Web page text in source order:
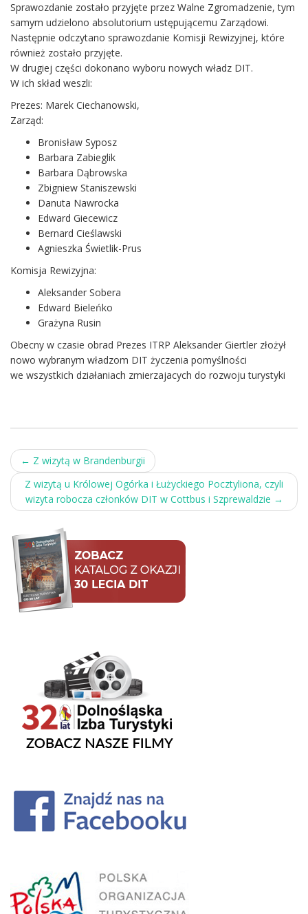
Sprawozdanie zostało przyjęte przez Walne Zgromadzenie, tym
samym udzielono absolutorium ustępującemu Zarządowi.
Następnie odczytano sprawozdanie Komisji Rewizyjnej, które
również zostało przyjęte.
W drugiej części dokonano wyboru nowych władz DIT.
W ich skład weszli:
Prezes: Marek Ciechanowski,
Zarząd:
Bronisław Syposz
Barbara Zabieglik
Barbara Dąbrowska
Zbigniew Staniszewski
Danuta Nawrocka
Edward Giecewicz
Bernard Cieślawski
Agnieszka Świetlik-Prus
Komisja Rewizyjna:
Aleksander Sobera
Edward Bieleńko
Grażyna Rusin
Obecny w czasie obrad Prezes ITRP Aleksander Giertler złożył
nowo wybranym władzom DIT życzenia pomyślności
we wszystkich działaniach zmierzajacych do rozwoju turystyki
Post
navigation
← Z wizytą w Brandenburgii
Z wizytą u Królowej Ogórka i Łużyckiego Pocztyliona, czyli
wizyta robocza członków DIT w Cottbus i Szprewaldzie →